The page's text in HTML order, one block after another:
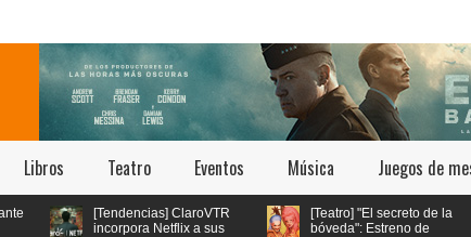
Libros Teatro Eventos Música Juegos de
[Tendencias] ClaroVTR
incorpora Netflix a sus
[Teatro] "El secreto de la
bóveda": Estreno de